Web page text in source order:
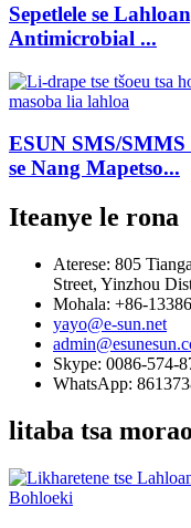
Sepetlele se
Antimicrobial ...
ESUN SMS/SMMS
se Nang Mapetso...
Iteanye le rona
Aterese: 805
Street, Yinzhou
Mohala: +86-
yayo@e-sun.net
Skype: 0086-574-
WhatsApp:
litaba tsa